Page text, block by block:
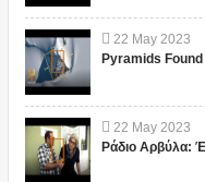
22 May 2023
Pyramids
22 May 2023
Ράδιο Αρβύλα: